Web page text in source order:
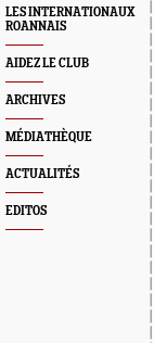
LES INTERNATIONAUX
ROANNAIS
AIDEZ LE CLUB
ARCHIVES
MÉDIATHÈQUE
ACTUALITÉS
EDITOS